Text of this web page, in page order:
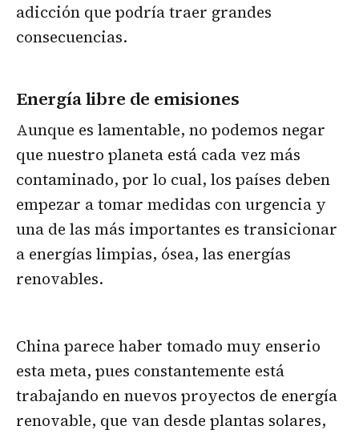
adicción que podría traer grandes
consecuencias.
Energía libre de emisiones
Aunque es lamentable, no podemos negar
que nuestro planeta está cada vez más
contaminado, por lo cual, los países deben
empezar a tomar medidas con urgencia y
una de las más importantes es transicionar
a energías limpias, ósea, las energías
renovables.
China parece haber tomado muy enserio
esta meta, pues constantemente está
trabajando en nuevos proyectos de energía
renovable, que van desde plantas solares,